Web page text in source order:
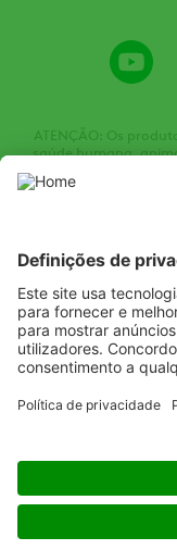
ATENÇÃO: Os
saúde humana,
siga rigorosamente
receita. Utilize
Políticas sobre